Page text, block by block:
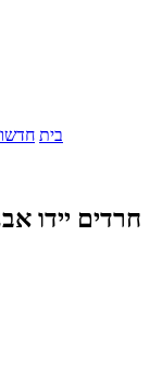
בית
חרדים יידו